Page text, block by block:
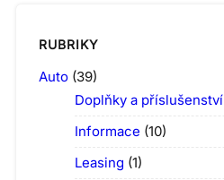
RUBRIKY
Auto (39)
Doplňky a příslušenství
Informace (10)
Leasing (1)